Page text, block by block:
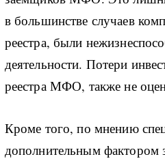
в большинстве случаев
реестра, были
деятельности. Потери
реестра МФО, также не
Кроме того, по мнению
дополнительным фактором